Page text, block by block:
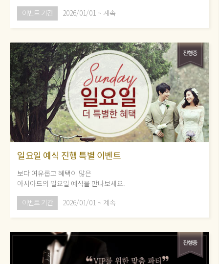
이벤트 기간
2026/01/01 ~ 계속
일요일 예식 진행 특별 이벤트
보다 여유롭고 혜택이 많은
아시아드의 일요일 예식을 만나보세요.
이벤트 기간
2026/01/01 ~ 계속